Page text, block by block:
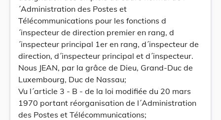
´Administration des Postes et
Télécommunications pour les fonctions d
´inspecteur de direction premier en rang, d
´inspecteur principal 1er en rang, d´inspecteur de
direction, d´inspecteur principal et d´inspecteur.
Nous JEAN, par la grâce de Dieu, Grand-Duc de
Luxembourg, Duc de Nassau;
Vu l´article 3 - B - de la loi modifiée du 20 mars
1970 portant réorganisation de l´Administration
des Postes et Télécommunications;